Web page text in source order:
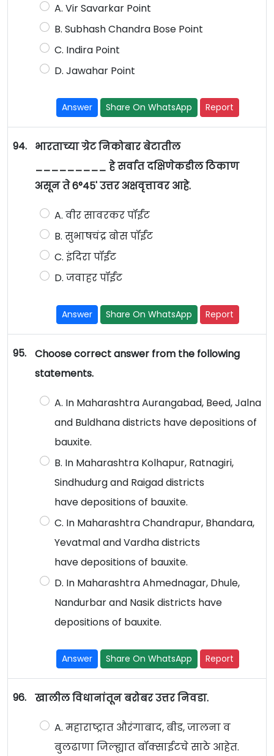
A. Vir Savarkar Point
B. Subhash Chandra Bose Point
C. Indira Point
D. Jawahar Point
Answer Share On WhatsApp Report
94.
भारताच्या ग्रेट निकोबार बेटातील
_________ हे सर्वात दक्षिणेकडील ठिकाण
असून ते 6°45' उत्तर अक्षवृत्तावर आहे.
A. वीर सावरकर पॉईंट
B. सुभाषचंद्र बोस पॉईंट
C. इंदिरा पॉईंट
D. जवाहर पॉईंट
Answer Share On WhatsApp Report
95.
Choose correct answer from the following
statements.
A. In Maharashtra Aurangabad, Beed, Jalna
and Buldhana districts have depositions of
bauxite.
B. In Maharashtra Kolhapur, Ratnagiri,
Sindhudurg and Raigad districts
have depositions of bauxite.
C. In Maharashtra Chandrapur, Bhandara,
Yevatmal and Vardha districts
have depositions of bauxite.
D. In Maharashtra Ahmednagar, Dhule,
Nandurbar and Nasik districts have
depositions of bauxite.
Answer Share On WhatsApp Report
96. खालील विधानांतून बरोबर उत्तर निवडा.
A. महाराष्ट्रात औरंगाबाद, बीड, जालना व
बुलढाणा जिल्ह्यात बॉक्साईटचे साठे आहेत.